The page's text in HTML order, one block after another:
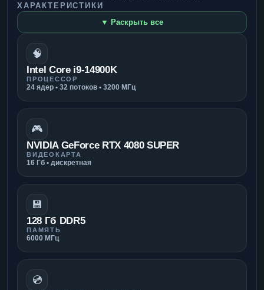
ХАРАКТЕРИСТИКИ
▼ Раскрыть все
🧠
Intel Core i9-14900K
ПРОЦЕССОР
24 ядер • 32 потоков • 3200 МГц
🎮
NVIDIA GeForce RTX 4080 SUPER
ВИДЕОКАРТА
16 Гб • дискретная
💾
128 Гб DDR5
ПАМЯТЬ
6000 МГц
💿